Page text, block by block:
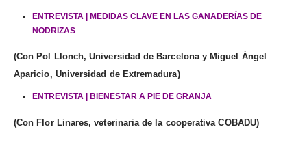
ENTREVISTA | MEDIDAS CLAVE EN LAS GANADERÍAS DE
NODRIZAS
(Con Pol Llonch, Universidad de Barcelona y Miguel Ángel
Aparicio, Universidad de Extremadura)
ENTREVISTA | BIENESTAR A PIE DE GRANJA
(Con Flor Linares, veterinaria de la cooperativa COBADU)